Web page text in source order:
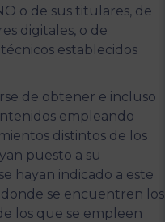
o de sus titulares, de
digitales, o de
establecidos
de obtener e incluso
empleando
distintos de los
puesto a su
hayan indicado a este
se encuentren los
los que se empleen